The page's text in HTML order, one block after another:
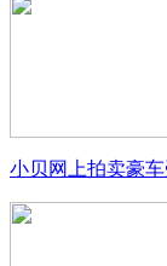
小贝网上拍卖豪